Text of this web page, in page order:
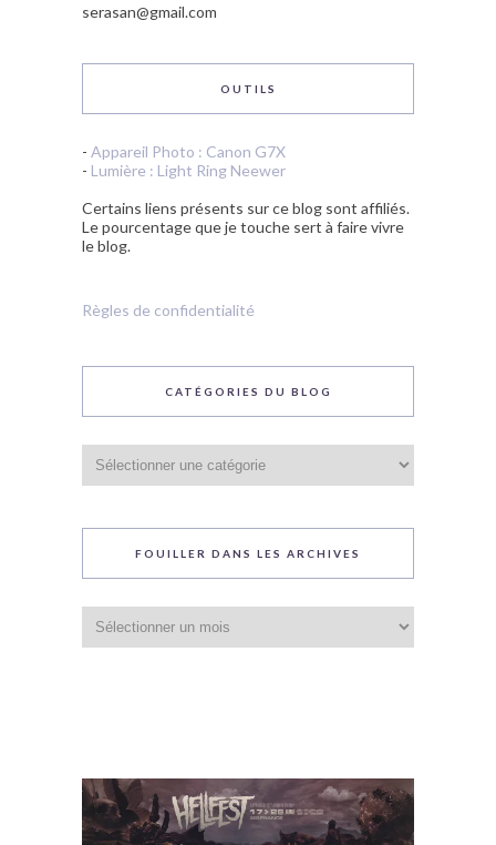
serasan@gmail.com
OUTILS
- Appareil Photo : Canon G7X
- Lumière : Light Ring Neewer
Certains liens présents sur ce blog sont affiliés.
Le pourcentage que je touche sert à faire vivre
le blog.
Règles de confidentialité
CATÉGORIES DU BLOG
du
blog
FOUILLER DANS LES ARCHIVES
dans
les